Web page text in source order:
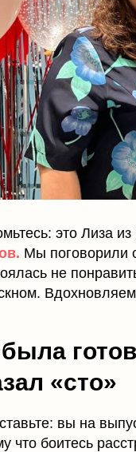
это Лиза
Мы поговорили
не
«сто»
вы на
что боитесь